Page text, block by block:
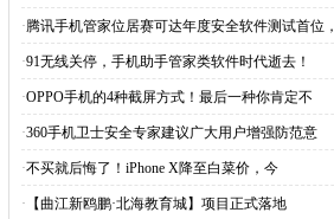
·腾讯手机管家位居赛可达年度安全软件测试首位，
·91无线关停，手机助手管家类软件时代逝去！
·OPPO手机的4种截屏方式！最后一种你肯定不
·360手机卫士安全专家建议广大用户增强防范意
·不买就后悔了！iPhone X降至白菜价，今
· 【曲江新鸥鹏·北海教育城】项目正式落地